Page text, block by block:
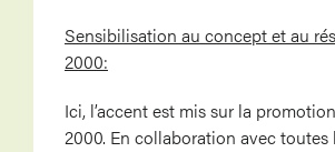
Sensibilisation au concept et au
2000:
Ici, l’accent est mis sur la
2000. En collaboration avec toutes